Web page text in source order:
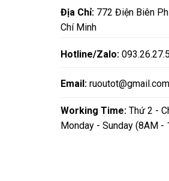
Địa Chỉ:772 Điện Biên
Chí Minh
Hotline/Zalo:
Email: ruoutot@gmail.com
Working Time:Thứ 2 -
Monday - Sunday (8AM -